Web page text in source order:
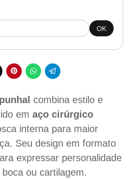
OK
combina estilo e
em aço cirúrgico
interna para maior
Seu design em formato
expressar personalidade
ou cartilagem.